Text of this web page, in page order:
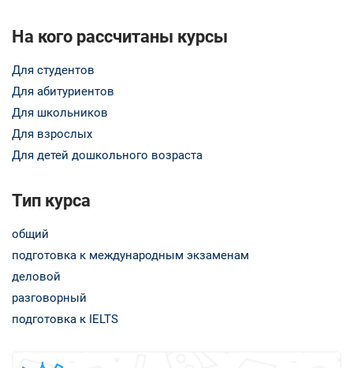
На кого рассчитаны курсы
Для студентов
Для абитуриентов
Для школьников
Для взрослых
Для детей дошкольного возраста
Тип курса
общий
подготовка к международным экзаменам
деловой
разговорный
подготовка к IELTS